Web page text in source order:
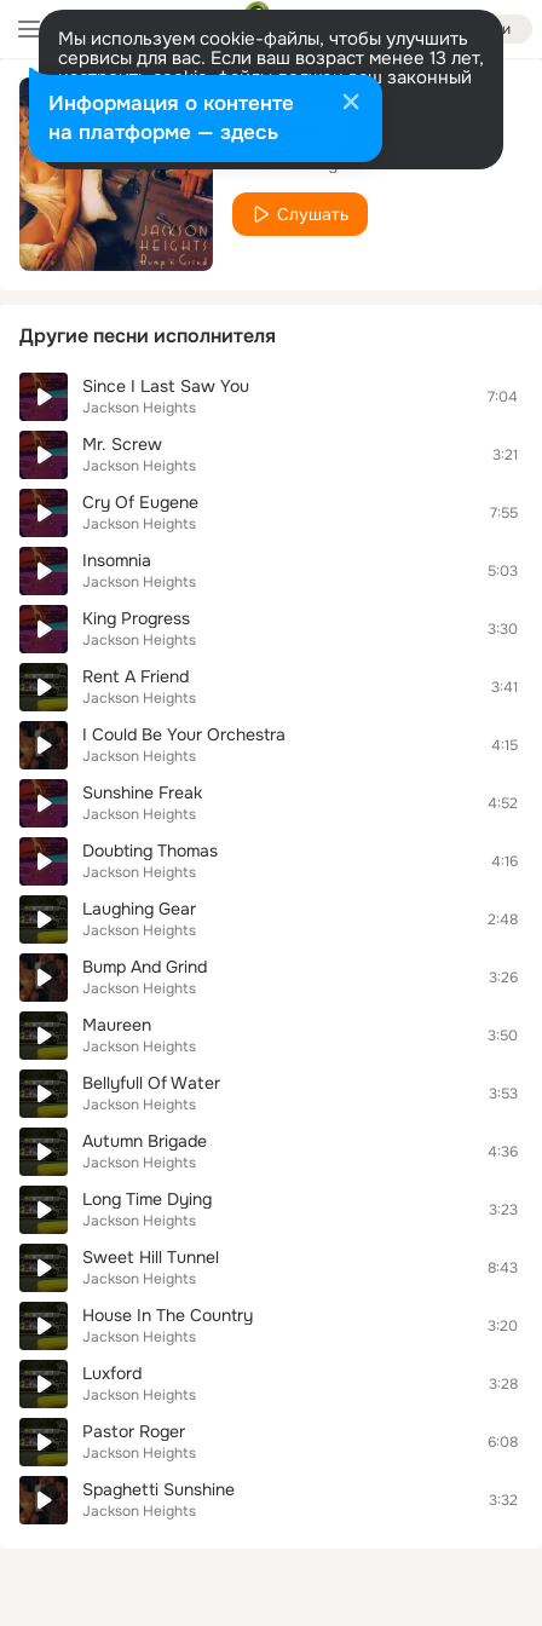
Войти
Мы используем cookie-файлы, чтобы улучшить
сервисы для вас. Если ваш возраст менее 13 лет,
настроить cookie-файлы должен ваш законный
представитель. Больше информации
Разрешить все Настроить
Long Necked Lady
Jackson Heights
Слушать
Другие песни исполнителя
Since I Last Saw You
Jackson Heights
7:04
Mr. Screw
Jackson Heights
3:21
Cry Of Eugene
Jackson Heights
7:55
Insomnia
Jackson Heights
5:03
King Progress
Jackson Heights
3:30
Rent A Friend
Jackson Heights
3:41
I Could Be Your Orchestra
Jackson Heights
4:15
Sunshine Freak
Jackson Heights
4:52
Doubting Thomas
Jackson Heights
4:16
Laughing Gear
Jackson Heights
2:48
Bump And Grind
Jackson Heights
3:26
Maureen
Jackson Heights
3:50
Bellyfull Of Water
Jackson Heights
3:53
Autumn Brigade
Jackson Heights
4:36
Long Time Dying
Jackson Heights
3:23
Sweet Hill Tunnel
Jackson Heights
8:43
House In The Country
Jackson Heights
3:20
Luxford
Jackson Heights
3:28
Pastor Roger
Jackson Heights
6:08
Spaghetti Sunshine
Jackson Heights
3:32
Информация о контенте
на платформе — здесь